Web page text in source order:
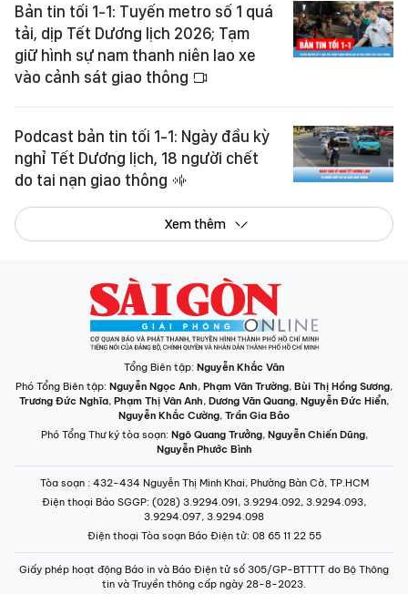
Bản tin tối 1-1: Tuyến metro số 1 quá
tải, dịp Tết Dương lịch 2026; Tạm
giữ hình sự nam thanh niên lao xe
vào cảnh sát giao thông
Podcast bản tin tối 1-1: Ngày đầu kỳ
nghỉ Tết Dương lịch, 18 người chết
do tai nạn giao thông
Xem thêm
Tổng Biên tập: Nguyễn Khắc Văn
Phó Tổng Biên tập: Nguyễn Ngọc Anh, Phạm Văn Trường, Bùi Thị Hồng Sương,
Trương Đức Nghĩa, Phạm Thị Vân Anh, Dương Văn Quang, Nguyễn Đức Hiển,
Nguyễn Khắc Cường, Trần Gia Bảo
Phó Tổng Thư ký tòa soạn: Ngô Quang Trưởng, Nguyễn Chiến Dũng,
Nguyễn Phước Bình
Tòa soạn : 432-434 Nguyễn Thị Minh Khai, Phường Bàn Cờ, TP.HCM
Điện thoại Báo SGGP: (028) 3.9294.091, 3.9294.092, 3.9294.093,
3.9294.097, 3.9294.098
Điện thoại Tòa soạn Báo Điện tử: 08 65 11 22 55
Giấy phép hoạt động Báo in và Báo Điện tử số 305/GP-BTTTT do Bộ Thông
tin và Truyền thông cấp ngày 28-8-2023.